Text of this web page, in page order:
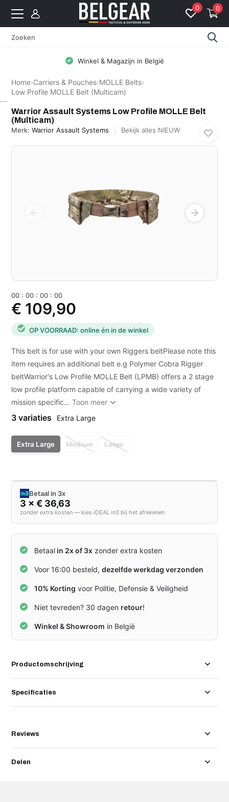
0 0
Winkel & Magazijn in België
Home›Carriers & Pouches›MOLLE Belts›
Low Profile MOLLE Belt (Multicam)
Warrior Assault Systems Low Profile MOLLE Belt
(Multicam)
Merk:Warrior Assault Systems Bekijk alles NIEUW
00 :00 :00 :00
€ 109,90
OP VOORRAAD: online én in de winkel
This belt is for use with your own Riggers beltPlease note this
item requires an additional belt e.g Polymer Cobra Rigger
beltWarrior's Low Profile MOLLE Belt (LPMB) offers a 2 stage
low profile platform capable of carrying a wide variety of
mission specific…Toon meer
3 variaties Extra Large
Extra Large Medium Large
Betaal in 3x
3 × € 36,63
zonder extra kosten — kies iDEAL in3 bij het afrekenen
Betaal in 2x of 3x zonder extra kosten
Voor 16:00 besteld,dezelfde werkdag verzonden
10% Korting voor Politie, Defensie & Veiligheid
Niet tevreden? 30 dagen retour!
Winkel & Showroom in België
Productomschrijving
Specificaties
Reviews
Delen